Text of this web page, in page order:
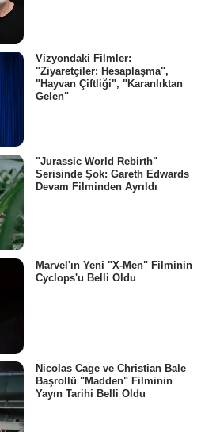
Vizyondaki Filmler:
"Ziyaretçiler: Hesaplaşma",
"Hayvan Çiftliği", "Karanlıktan
Gelen"
"Jurassic World Rebirth"
Serisinde Şok: Gareth Edwards
Devam Filminden Ayrıldı
Marvel'ın Yeni "X-Men" Filminin
Cyclops'u Belli Oldu
Nicolas Cage ve Christian Bale
Başrollü "Madden" Filminin
Yayın Tarihi Belli Oldu